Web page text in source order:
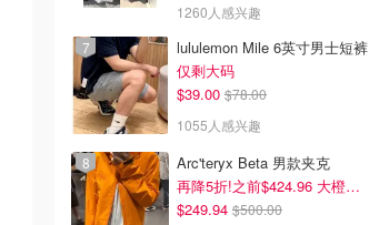
1260人感兴趣
lululemon Mile 6英寸男士短裤
仅剩大码
$39.00 $78.00
1055人感兴趣
Arc'teryx Beta 男款夹克
再降5折!之前$424.96 大橙子好显白 蹲补
$249.94 $500.00